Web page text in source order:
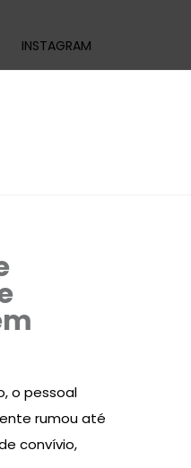
INSTAGRAM
o pessoal
rumou até
convívio,